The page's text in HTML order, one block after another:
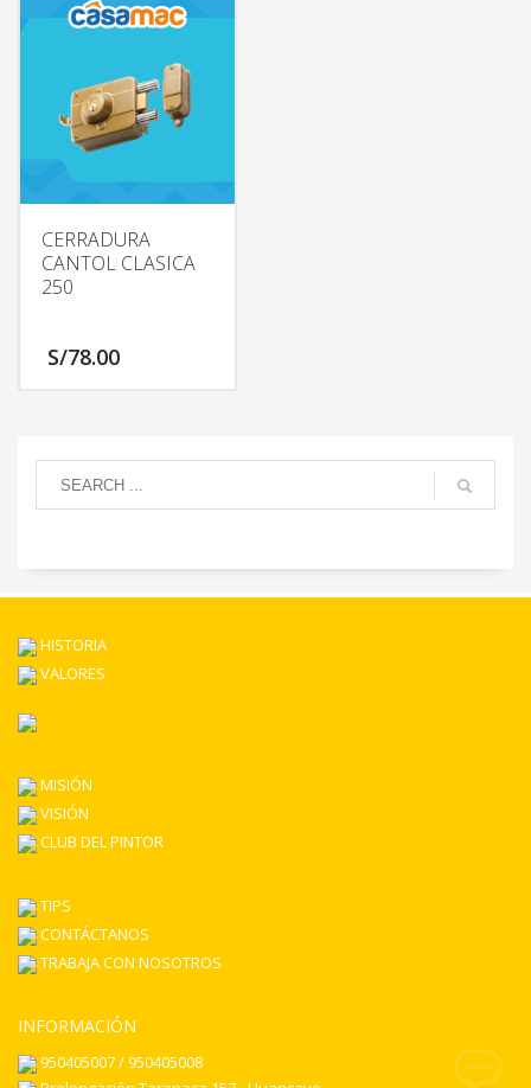
CERRADURA
CANTOL CLASICA
250
S/78.00
HISTORIA
VALORES
MISIÓN
VISIÓN
CLUB DEL PINTOR
TIPS
CONTÁCTANOS
TRABAJA CON NOSOTROS
INFORMACIÓN
950405007 / 950405008